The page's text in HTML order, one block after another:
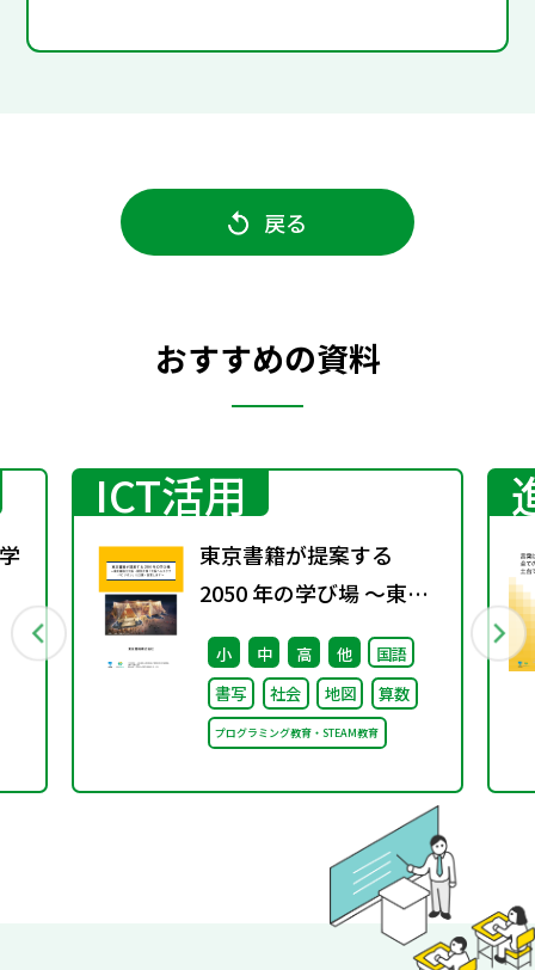
戻る
おすすめの資料
ICT活用
東京書籍が提案する
2050 年の学び場 ～東京
書籍は大阪・関西万博
「大阪ヘルスケア パビリ
オン」に出展・協賛しま
す～
小 中 高 他
国語
書写
社会 地図 算数
プログラミング教育・STEAM教育